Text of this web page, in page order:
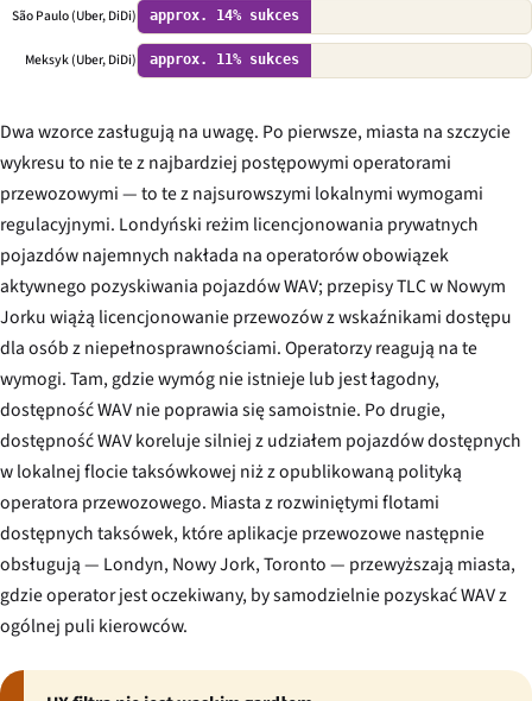
São Paulo (Uber, DiDi) approx. 14% sukces
Meksyk (Uber, DiDi) approx. 11% sukces
Dwa wzorce zasługują na uwagę. Po pierwsze, miasta na szczycie
wykresu to nie te z najbardziej postępowymi operatorami
przewozowymi — to te z najsurowszymi lokalnymi wymogami
regulacyjnymi. Londyński reżim licencjonowania prywatnych
pojazdów najemnych nakłada na operatorów obowiązek
aktywnego pozyskiwania pojazdów WAV; przepisy TLC w Nowym
Jorku wiążą licencjonowanie przewozów z wskaźnikami dostępu
dla osób z niepełnosprawnościami. Operatorzy reagują na te
wymogi. Tam, gdzie wymóg nie istnieje lub jest łagodny,
dostępność WAV nie poprawia się samoistnie. Po drugie,
dostępność WAV koreluje silniej z udziałem pojazdów dostępnych
w lokalnej flocie taksówkowej niż z opublikowaną polityką
operatora przewozowego. Miasta z rozwiniętymi flotami
dostępnych taksówek, które aplikacje przewozowe następnie
obsługują — Londyn, Nowy Jork, Toronto — przewyższają miasta,
gdzie operator jest oczekiwany, by samodzielnie pozyskać WAV z
ogólnej puli kierowców.